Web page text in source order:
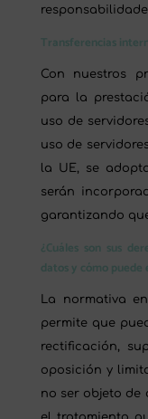
Transferencias
Con nuestros
para la
uso de
uso de
la UE, se
serán
garantizando
¿Cuáles son sus
datos y cómo puede
La normativa
permite que
rectificación,
oposición y
no ser objeto de